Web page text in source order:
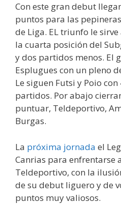
Con este gran debut
puntos para las
de Liga. EL triunfo le
la cuarta posición del
y dos partidos menos. El
Esplugues con un pleno
Le siguen Futsi y Poio
partidos. Por abajo
puntuar, Teldeportivo,
Burgas.
La próxima jornada el
Canrias para enfrentarse
Teldeportivo, con la
de su debut liguero y de
puntos muy valiosos.